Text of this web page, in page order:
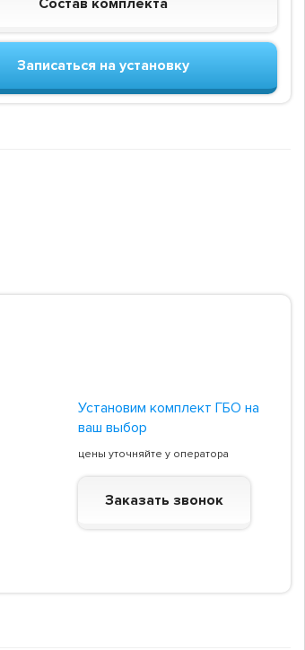
Записаться на установку
Установим комплект ГБО на
ваш выбор
цены уточняйте у оператора
Заказать звонок